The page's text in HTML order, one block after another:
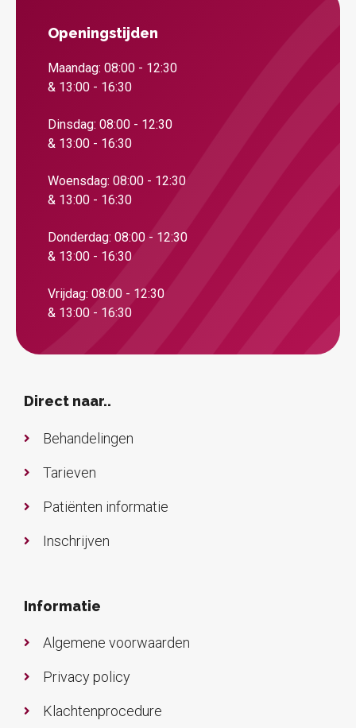
Openingstijden
Maandag: 08:00 - 12:30
& 13:00 - 16:30
Dinsdag: 08:00 - 12:30
& 13:00 - 16:30
Woensdag: 08:00 - 12:30
& 13:00 - 16:30
Donderdag: 08:00 - 12:30
& 13:00 - 16:30
Vrijdag: 08:00 - 12:30
& 13:00 - 16:30
Direct naar..
Behandelingen
Tarieven
Patiënten informatie
Inschrijven
Informatie
Algemene voorwaarden
Privacy policy
Klachtenprocedure